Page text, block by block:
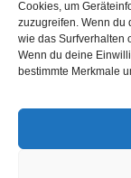
Cookies, um
zuzugreifen. Wenn du
wie das Surfverhalten
Wenn du deine
bestimmte Merkmale
STAHLHÄRTER
✓ Zuverlässig
✓ Robust